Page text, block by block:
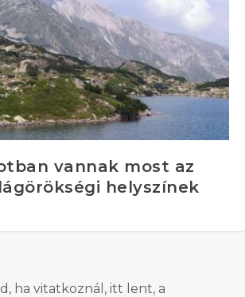
vannak most az
helyszínek
ha vitatkoznál, itt lent, a